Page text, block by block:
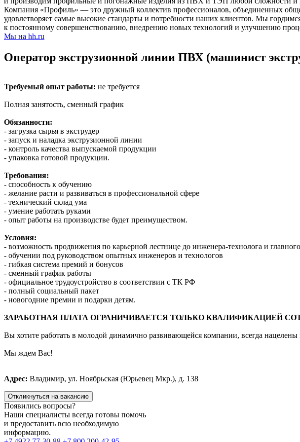
Компания «Профиль» — это дружный коллектив профессионалов, объединенных
удовлетворяет самые высокие стандарты и потребности наших клиентов. Мы
к постоянному совершенствованию, внедрению новых технологий и улучшению
Мы на hh.ru
Оператор экструзионной линии ПВХ (машинист
Требуемый опыт работы: не требуется
Полная занятость, сменный график
Обязанности:
- загрузка сырья в экструдер
- запуск и наладка экструзионной линии
- контроль качества выпускаемой продукции
- упаковка готовой продукции.
Требования:
- способность к обучению
- желание расти и развиваться в профессиональной сфере
- технический склад ума
- умение работать руками
- опыт работы на производстве будет преимуществом.
Условия:
- возможность продвижения по карьерной лестнице до инженера-технолога и
- обучении под руководством опытных инженеров и технологов
- гибкая система премий и бонусов
- сменный график работы
- официальное трудоустройство в соответствии с ТК РФ
- полный социальный пакет
- новогодние премии и подарки детям.
ЗАРАБОТНАЯ ПЛАТА ОГРАНИЧИВАЕТСЯ ТОЛЬКО КВАЛИФИКАЦИЕЙ
Вы хотите работать в молодой динамично развивающейся компании, всегда нацелены
Мы ждем Вас!
Адрес: Владимир, ул. Ноябрьская (Юрьевец Мкр.), д. 138
Откликнуться на вакансию
Появились вопросы?
Наши специалисты всегда готовы помочь
и предоставить всю необходимую
информацию.